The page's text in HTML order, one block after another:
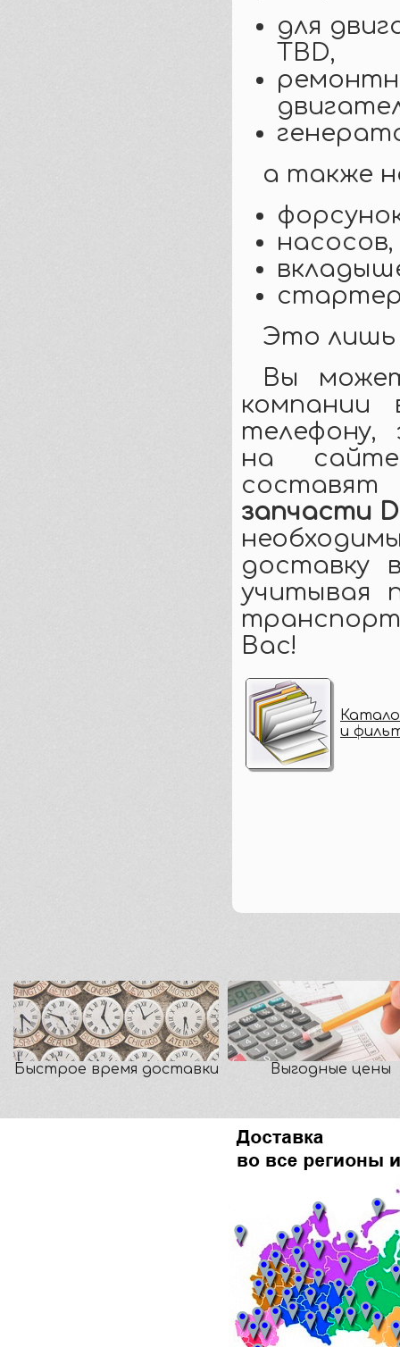
для
TBD,
а также
насосов,
Это лишь
Вы
телефону,
на
запчасти
доставку
учитывая
Вас!
и
Быстрое время доставки Выгодные цены